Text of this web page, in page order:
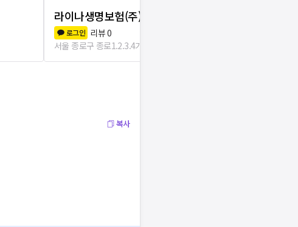
라이나생명보험(주)부속한의원
로그인 리뷰0
서울 종로구 종로1.2.3.4가동
복사